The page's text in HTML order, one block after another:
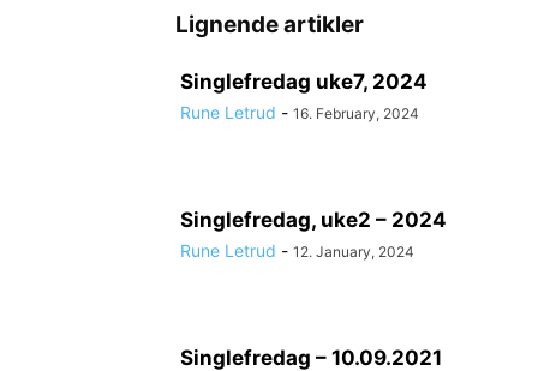
Lignende artikler
Singlefredag uke7, 2024
Rune Letrud - 16. February, 2024
Singlefredag, uke2 – 2024
Rune Letrud - 12. January, 2024
Singlefredag – 10.09.2021